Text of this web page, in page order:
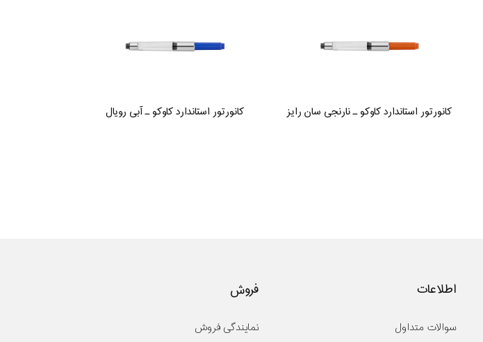
کانورتور استاندارد کاوکو ـ نارنجی سان رایز کانورتور استاندارد کاوکو ـ آبی رویال
اطلاعات
سوالات متداول
فروش
نمایندگی فروش